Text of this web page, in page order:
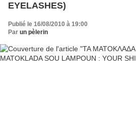
EYELASHES)
Publié le 16/08/2010 à 19:00
Par un pèlerin